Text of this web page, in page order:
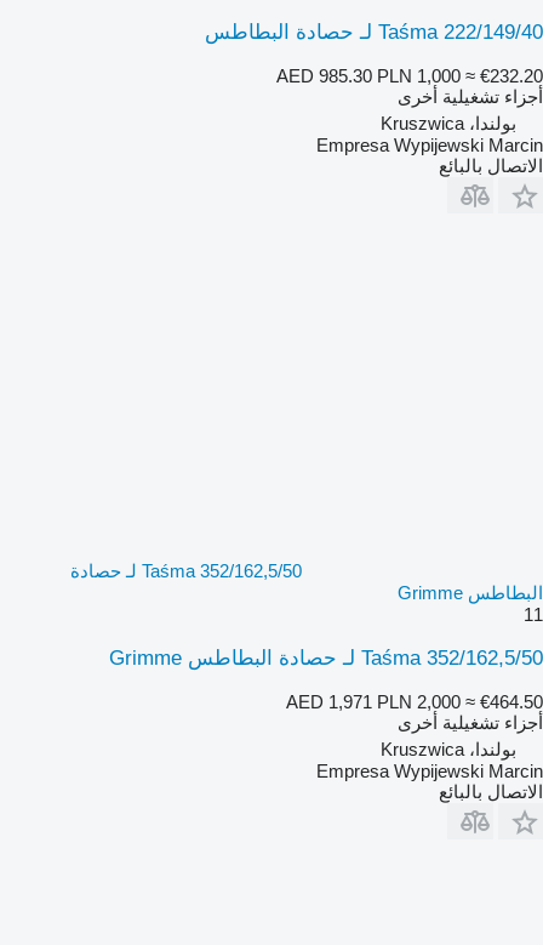
Taśma 222/149/40 لـ حصادة البطاطس
AED 985.30 PLN 1,000 ≈ €232.20
أجزاء تشغيلية أخرى
بولندا، Kruszwica
Empresa Wypijewski Marcin
الاتصال بالبائع
Taśma 352/162,5/50 لـ حصادة
البطاطس Grimme
11
Taśma 352/162,5/50 لـ حصادة البطاطس Grimme
AED 1,971 PLN 2,000 ≈ €464.50
أجزاء تشغيلية أخرى
بولندا، Kruszwica
Empresa Wypijewski Marcin
الاتصال بالبائع